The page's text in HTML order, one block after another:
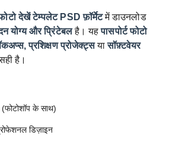
फोटो देखें टेम्पलेट PSD फ़ॉर्मेटमें डाउनलोड
योग्य और प्रिंटेबलहै। यहपासपोर्ट फोटो
प्रशिक्षण प्रोजेक्ट्सयासॉफ़्टवेयर
है।
(फोटोशॉप के साथ)
डिज़ाइन